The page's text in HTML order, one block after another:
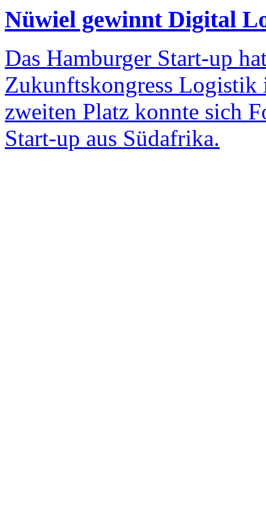
Nüwiel gewinnt Digital
Das Hamburger Start-up
Zukunftskongress Logistik
zweiten Platz konnte sich
Start-up aus Südafrika.